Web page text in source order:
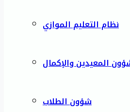
نظام التعليم الموازي
المعيدين والإكمال
شؤون الطلاب